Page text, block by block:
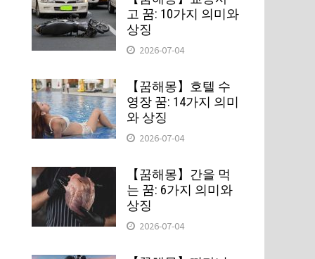
고 꿈: 10가지 의미와
상징
2026-07-04
【꿈해몽】호텔 수
영장 꿈: 14가지 의미
와 상징
2026-07-04
【꿈해몽】간을 먹
는 꿈: 6가지 의미와
상징
2026-07-04